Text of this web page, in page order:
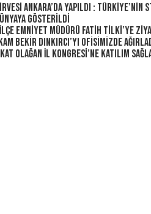
Ankara’da Yapıldı :
Gösterildi
Emniyet Müdürü Fatih Tilki’ye
Bekir Dınkırcı’yı Ofisimizde
Olağan İl Kongresi’ne Katılım